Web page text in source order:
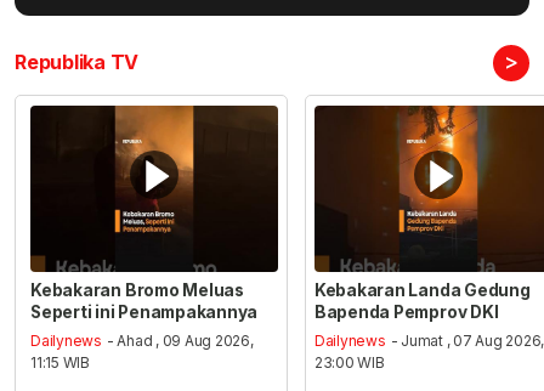
Republika TV >
Kebakaran Bromo Meluas
Seperti ini Penampakannya
Dailynews - Ahad , 09 Aug 2026,
11:15 WIB
Kebakaran Landa Gedung
Bapenda Pemprov DKI
Dailynews - Jumat , 07 Aug 2026,
23:00 WIB